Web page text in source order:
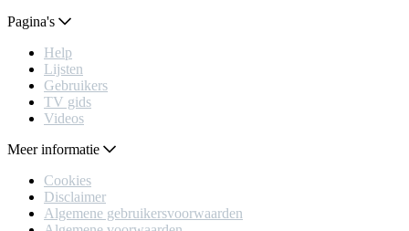
Pagina's
Help
Lijsten
Gebruikers
TV gids
Videos
Meer informatie
Cookies
Disclaimer
Algemene gebruikersvoorwaarden